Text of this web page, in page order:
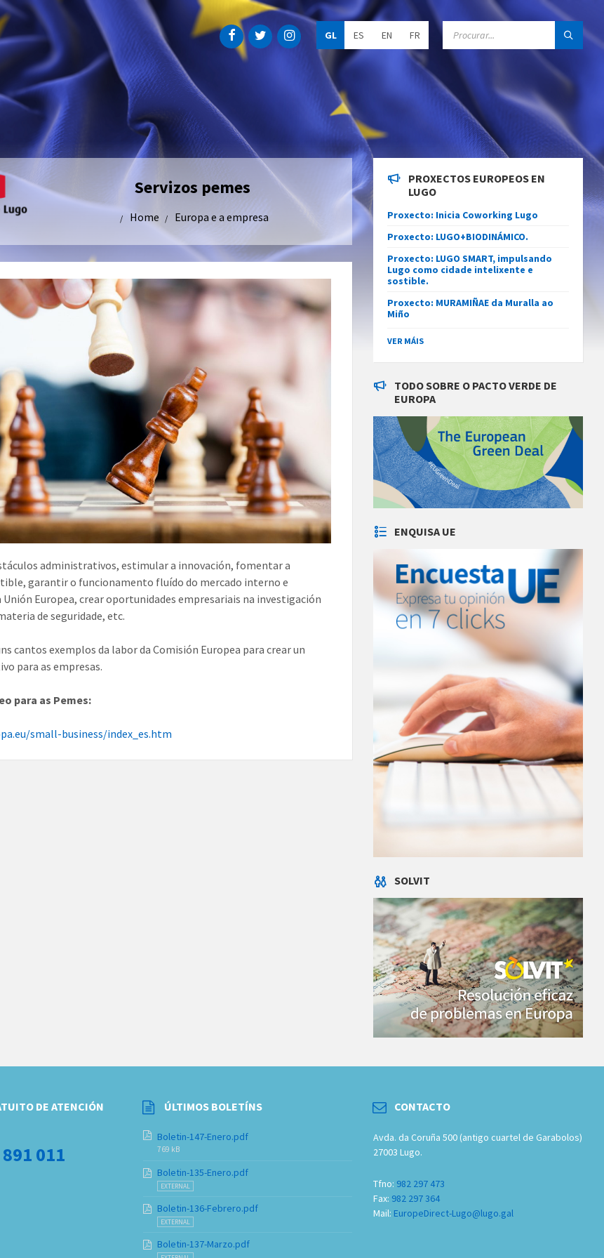
o
o
a
u
g
GL ES EN FR
Servizos pemes
Home Europa e a empresa
administrativos, estimular a innovación, fomentar a
garantir o funcionamento fluído do mercado interno e
Unión Europea, crear oportunidades empresariais na investigación
de seguridade, etc.
cantos exemplos da labor da Comisión Europea para crear un
para as empresas.
para as Pemes:
small-business/index_es.htm
PROXECTOS EUROPEOS EN
LUGO
Proxecto: Inicia Coworking Lugo
Proxecto: LUGO+BIODINÁMICO.
Proxecto: LUGO SMART, impulsando
Lugo como cidade intelixente e
sostible.
Proxecto: MURAMIÑAE da Muralla ao
Miño
VER MÁIS
TODO SOBRE O PACTO VERDE DE
EUROPA
ENQUISA UE
SOLVIT
DE ATENCIÓN
011
ÚLTIMOS BOLETÍNS
Boletin-147-Enero.pdf
769 kB
Boletin-135-Enero.pdf
EXTERNAL
Boletin-136-Febrero.pdf
EXTERNAL
Boletin-137-Marzo.pdf
CONTACTO
Avda. da Coruña 500 (antigo cuartel de Garabolos)
27003 Lugo.
Tfno: 982 297 473
Fax: 982 297 364
Mail: EuropeDirect-Lugo@lugo.gal